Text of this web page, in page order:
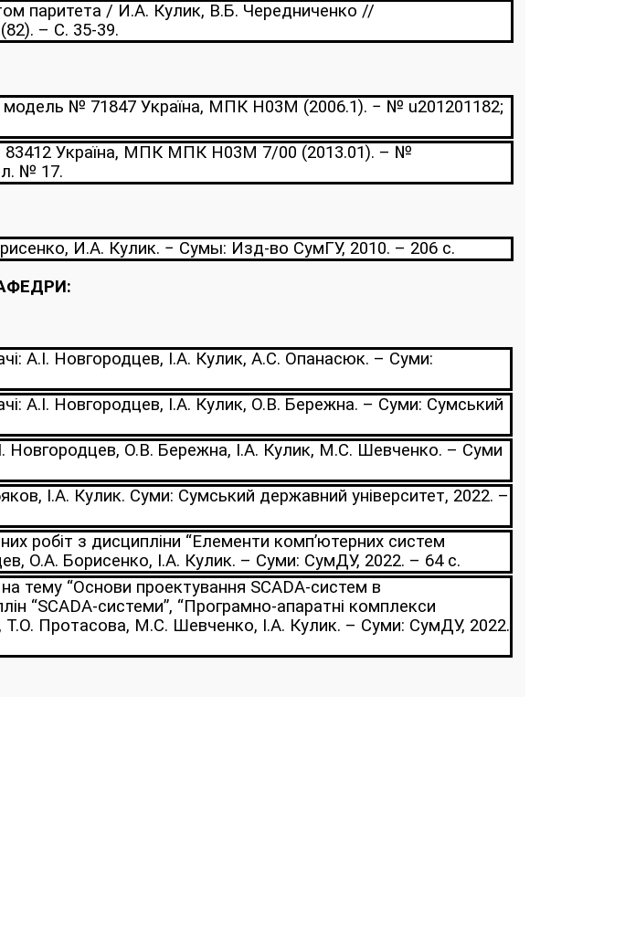
паритета / И.А. Кулик, В.Б. Чередниченко //
– С. 35-39.
модель № 71847 Україна, МПК Н03М (2006.1). − № u201201182;
83412 Україна, МПК МПК Н03М 7/00 (2013.01). – №
№ 17.
И.А. Кулик. − Сумы: Изд-во СумГУ, 2010. – 206 с.
А.І. Новгородцев, І.А. Кулик, А.С. Опанасюк. – Суми:
А.І. Новгородцев, І.А. Кулик, О.В. Бережна. – Суми: Сумський
Новгородцев, О.В. Бережна, І.А. Кулик, М.С. Шевченко. – Суми
І.А. Кулик. Суми: Сумський державний університет, 2022. –
робіт з дисципліни “Елементи комп’ютерних систем
О.А. Борисенко, І.А. Кулик. – Суми: СумДУ, 2022. – 64 с.
тему “Основи проектування SCADA-систем в
“SCADA-системи”, “Програмно-апаратні комплекси
Т.О. Протасова, М.С. Шевченко, І.А. Кулик. – Суми: СумДУ, 2022.